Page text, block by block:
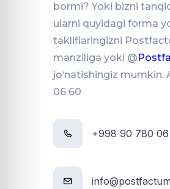
bormi? Yoki bizni
ularni quyidagi forma
takliflaringizni
manziliga yoki @
jo‘natishingiz mumkin.
06 60
+998 90 780